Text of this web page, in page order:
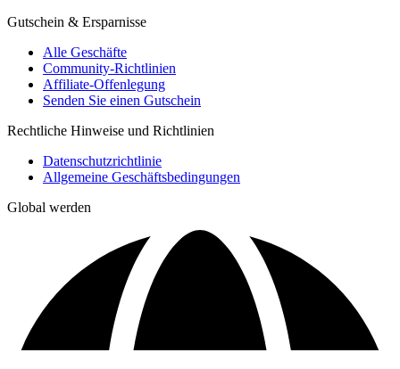
Gutschein & Ersparnisse
Alle Geschäfte
Community-Richtlinien
Affiliate-Offenlegung
Senden Sie einen Gutschein
Rechtliche Hinweise und Richtlinien
Datenschutzrichtlinie
Allgemeine Geschäftsbedingungen
Global werden